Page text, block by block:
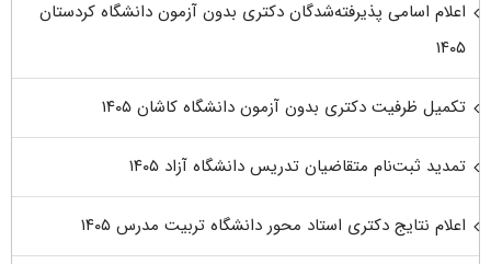
اعلام اسامی پذیرفته‌شدگان دکتری بدون آزمون دانشگاه کردستان
۱۴۰۵
تکمیل ظرفیت دکتری بدون آزمون دانشگاه کاشان ۱۴۰۵
تمدید ثبت‌نام متقاضیان تدریس دانشگاه آزاد ۱۴۰۵
اعلام نتایج دکتری استاد محور دانشگاه تربیت مدرس ۱۴۰۵